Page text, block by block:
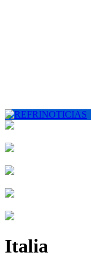
Italia